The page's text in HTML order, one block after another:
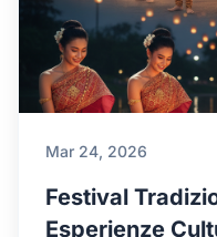
Mar 24, 2026
Festival
Esperienze